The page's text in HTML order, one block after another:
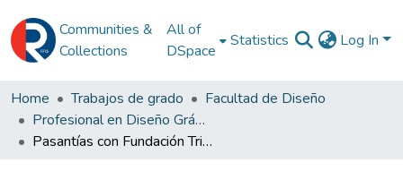
Communities &
Collections
All of
DSpace
Statistics Log In
Home Trabajos de grado
Facultad de Diseño
Profesional en Diseño Gráfico
Pasantías con Fundación Triple Via